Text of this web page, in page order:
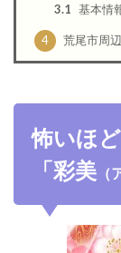
3.1 基本情
4 荒尾市周
怖いほ
「彩美 （